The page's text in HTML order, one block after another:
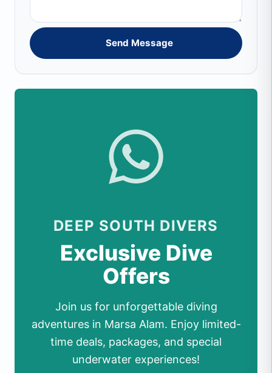
Send Message
DEEP SOUTH DIVERS
Exclusive Dive
Offers
Join us for unforgettable diving
adventures in Marsa Alam. Enjoy limited-
time deals, packages, and special
underwater experiences!